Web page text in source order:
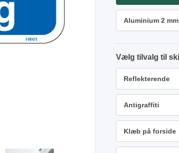
Aluminium 2 mm
tilvalg
Reflekterende
Antigraffiti
Klæb på forside